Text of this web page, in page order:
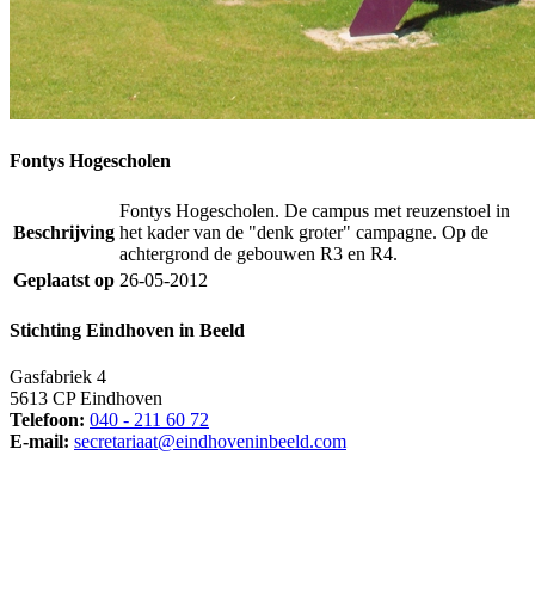
Fontys Hogescholen
Beschrijving
Fontys Hogescholen. De campus met reuzenstoel in
het kader van de "denk groter" campagne. Op de
achtergrond de gebouwen R3 en R4.
Geplaatst op 26-05-2012
Stichting Eindhoven in Beeld
Gasfabriek 4
5613 CP Eindhoven
Telefoon: 040 - 211 60 72
E-mail: secretariaat@eindhoveninbeeld.com